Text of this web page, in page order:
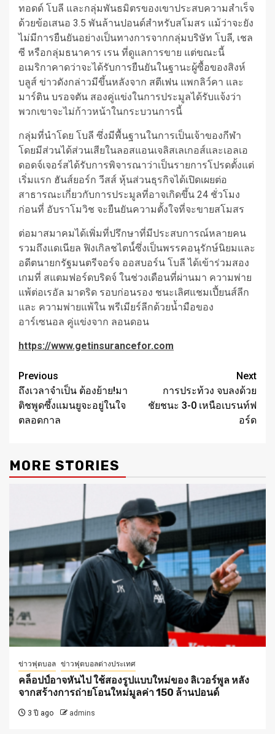
ทอดด์ โบลี และกลุ่มพันธมิตรของเขาประสบความสำเร็จ
ด้วยข้อเสนอ 3.5 พันล้านปอนด์สำหรับสโมสร แม้ว่าจะยัง
ไม่มีการยืนยันอย่างเป็นทางการจากกลุ่มบริษัท โบลี, เชล
ซี หรือกลุ่มธนาคาร เรน ที่ดูแลการขาย แต่ขณะนี้
อเมริกาคาดว่าจะได้รับการยืนยันในฐานะผู้ซื้อของสิงห์
บลูส์ ข่าวดังกล่าวมีขึ้นหลังจาก สตีเฟน แพกลิว์คา และ
มาร์ติน บรอจตัน สองคู่แข่งในการประมูลได้รับแจ้งว่า
พวกเขาจะไม่ก้าวหน้าในกระบวนการนี้
กลุ่มที่นำโดย โบลี ซึ่งมีพื้นฐานในการเป็นเจ้าของกีฬา
โดยมีส่วนได้ส่วนเสียในลอสแอนเจลิสเลเกอส์และเอลเอ
ดอดจ์เจอร์สได้รับการพิจารณาว่าเป็นรายการโปรดตั้งแต่
เริ่มแรก ฮันส์ยอร์ก วีสส์ หุ้นส่วนธุรกิจได้เปิดเผยต่อ
สาธารณะเกี่ยวกับการประมูลที่อาจเกิดขึ้น 24 ชั่วโมง
ก่อนที่ อับราโมวิช จะยืนยันความตั้งใจที่จะขายสโมสร
ต่อมาสมาคมได้เพิ่มที่ปรึกษาที่มีประสบการณ์หลายคน
รวมถึงแดเนียล ฟิงเกิลชไตน์์ซึ่งเป็นพรรคอนุรักษ์นิยมและ
อดีตนายกรัฐมนตรีจอร์จ ออสบอร์น โบลี ได้เข้าร่วมสอง
เกมที่ สแตมฟอร์ดบริดจ์ ในช่วงเดือนที่ผ่านมา ความพ่าย
แพ้ต่อเรอัล มาดริด รอบก่อนรอง ชนะเลิศแชมเปี้ยนส์ลีก
และ ความพ่ายแพ้ใน พรีเมียร์ลีกด้วยน้ำมือของ
อาร์เซนอล คู่แข่งจาก ลอนดอน
https://www.getinsurancefor.com
Post
navigation
Previous
ถึงเวลาจำเป็น ต้องย้าย!มา
ติชพูดซึ้งแมนยูจะอยู่ในใจ
ตลอดกาล
Next
การประท้วง จบลงด้วย
ชัยชนะ 3-0 เหนือเบรนท์ฟ
อร์ด
MORE STORIES
ข่าวฟุตบอล ข่าวฟุตบอลต่างประเทศ
คล็อปป์อาจหันไป ใช้สองรูปแบบใหม่ของ ลิเวอร์พูล หลัง
จากสร้างการถ่ายโอนใหม่มูลค่า 150 ล้านปอนด์
3 ปี ago admins